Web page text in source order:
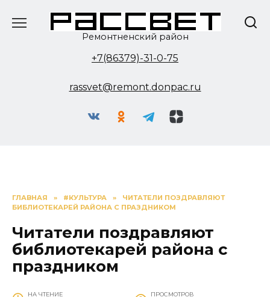
Ремонтненский район
+7(86379)-31-0-75
rassvet@remont.donpac.ru
ГЛАВНАЯ » #КУЛЬТУРА »
ЧИТАТЕЛИ ПОЗДРАВЛЯЮТ
БИБЛИОТЕКАРЕЙ РАЙОНА С ПРАЗДНИКОМ
Читатели поздравляют
библиотекарей района с
праздником
НА ЧТЕНИЕ ПРОСМОТРОВ